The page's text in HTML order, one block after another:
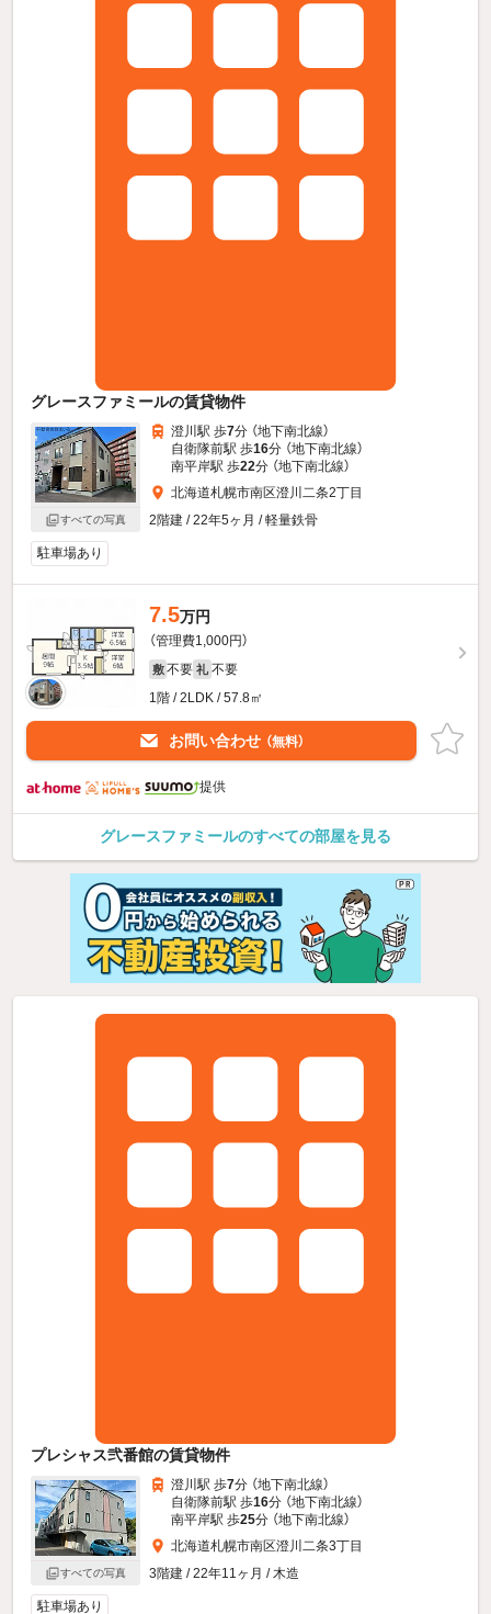
グレースファミールの賃貸物件
すべての写真
澄川駅 歩7分 （地下南北線）
自衛隊前駅 歩16分 （地下南北線）
南平岸駅 歩22分 （地下南北線）
北海道札幌市南区澄川二条2丁目
2階建 / 22年5ヶ月 / 軽量鉄骨
駐車場あり
7.5万円
（管理費1,000円）
敷 不要 礼 不要
1階 / 2LDK / 57.8㎡
お問い合わせ （無料）
提供
グレースファミールのすべての部屋を見る
プレシャス弐番館の賃貸物件
すべての写真
澄川駅 歩7分 （地下南北線）
自衛隊前駅 歩16分 （地下南北線）
南平岸駅 歩25分 （地下南北線）
北海道札幌市南区澄川二条3丁目
3階建 / 22年11ヶ月 / 木造
駐車場あり